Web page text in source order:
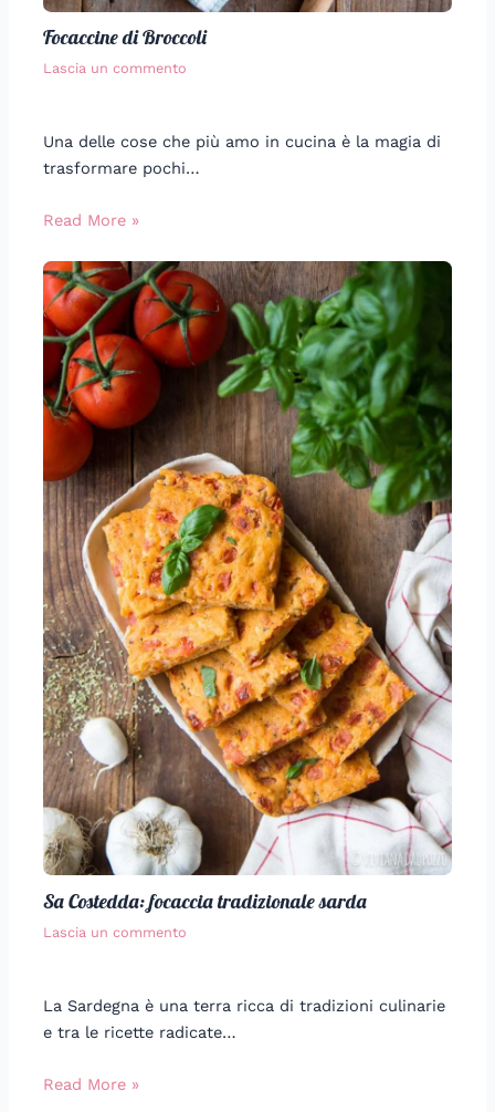
Focaccine di Broccoli
Lascia un commento
Una delle cose che più amo in cucina è la magia di
trasformare pochi…
Read More »
Sa Costedda: focaccia tradizionale sarda
Lascia un commento
La Sardegna è una terra ricca di tradizioni culinarie
e tra le ricette radicate…
Read More »